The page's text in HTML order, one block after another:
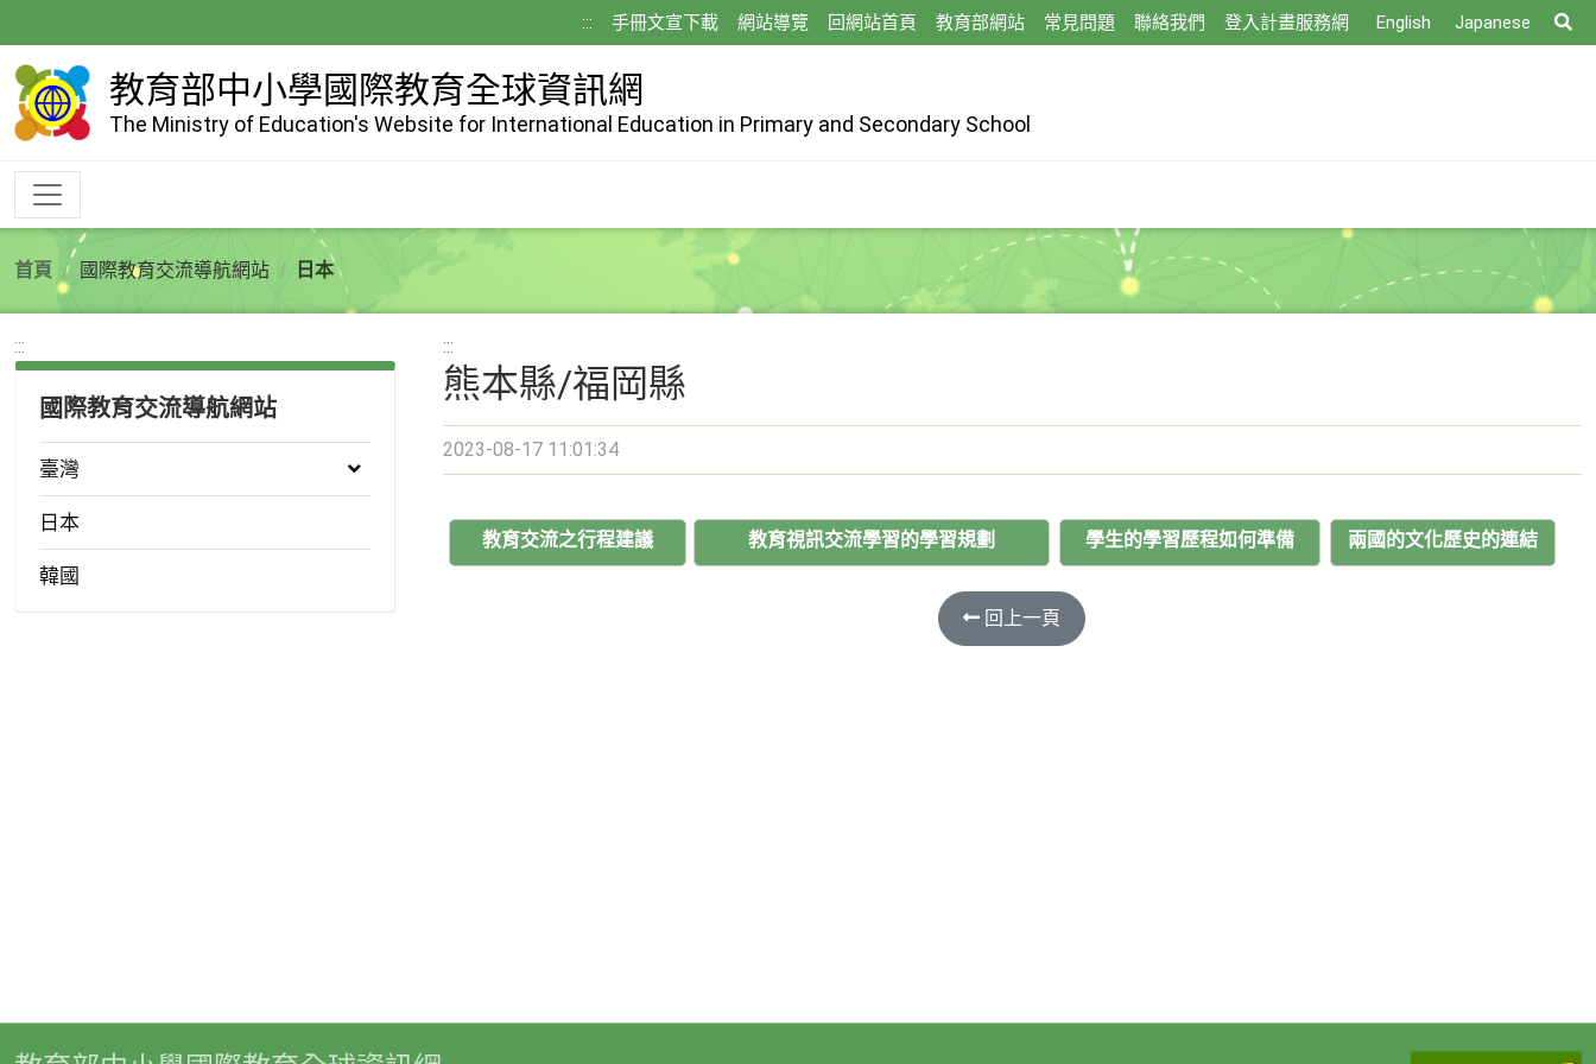
到
主
內
::: 手冊文宣下載 網站導覽 回網站首頁 教育部網站 常見問題 聯絡我們 登入計畫服務網 English Japanese
尋
教育部中小學國際教育全球資訊網
The Ministry of Education's Website for International Education in Primary and Secondary School
首頁 國際教育交流導航網站 日本
:::
國際教育交流導航網站
臺灣
日本
韓國
:::
熊本縣/福岡縣
2023-08-17 11:01:34
教育交流之行程建議 教育視訊交流學習的學習規劃 學生的學習歷程如何準備 兩國的文化歷史的連結
回上一頁